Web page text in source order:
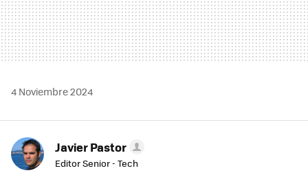
4 Noviembre 2024
Javier Pastor
Editor Senior - Tech